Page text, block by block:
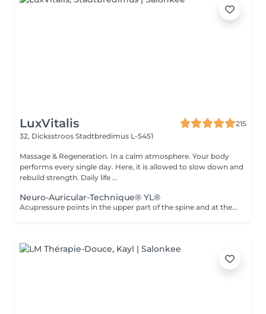
LuxVitalis
215
32, Dicksstroos Stadtbredimus L-5451
Massage & Regeneration. In a calm atmosphere. Your body
performs every single day. Here, it is allowed to slow down and
rebuild strength. Daily life ...
Neuro-Auricular-Technique® YL®
Acupressure points in the upper part of the spine and at the base of the skull are stimulated with coordinated essential oils. It has a direct effect on our nervous system because it is carried out at the central canal of the nerve cords and the entry area into the brain. The oils have a balancing effect on the nerves and activate the parasympathetic nervous system, which is responsible for our regeneration and recovery. The nerve cells of the brain and upper spine become better networked, connected and activated, especially at the locus caeruleus and vagus nerve.